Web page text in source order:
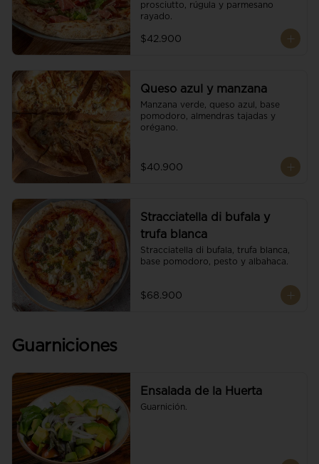
prosciutto, rúgula y parmesano
rayado.
$42.900
Queso azul y manzana
Manzana verde, queso azul, base
pomodoro, almendras tajadas y
orégano.
$40.900
Stracciatella di bufala y
trufa blanca
Stracciatella di bufala, trufa blanca,
base pomodoro, pesto y albahaca.
$68.900
Guarniciones
Ensalada de la Huerta
Guarnición.